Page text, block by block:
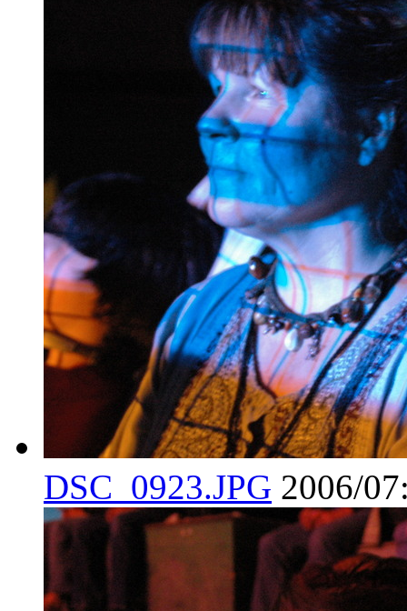
DSC_0923.JPG 2006/